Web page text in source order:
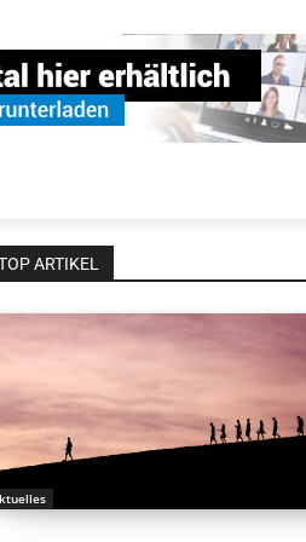
ARTIKEL